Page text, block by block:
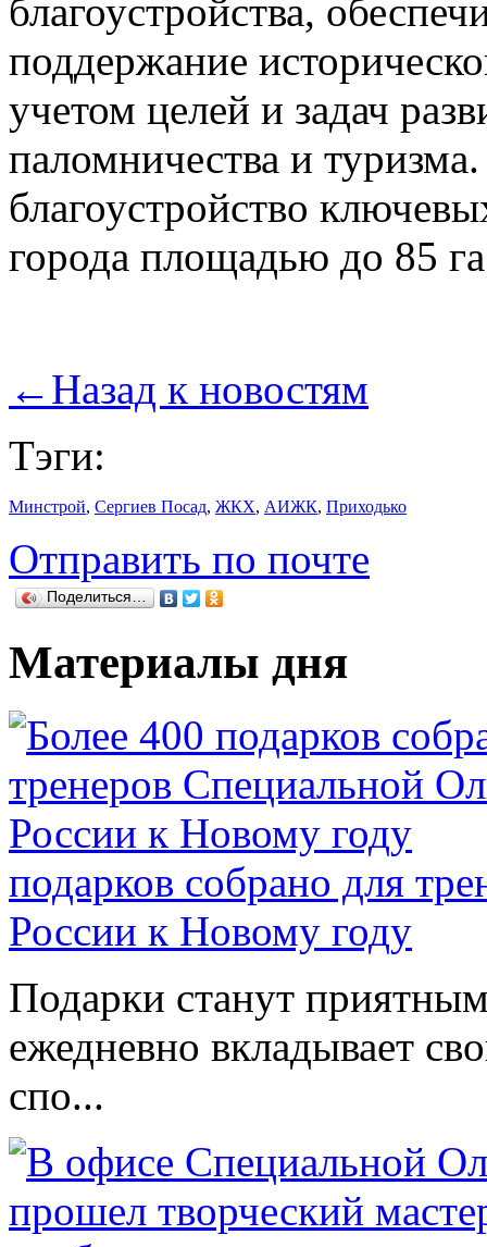
благоустройства,
поддержание
учетом целей и задач
паломничества и
благоустройство
города площадью до 85
← Назад к новостям
Тэги:
Минстрой, Сергиев Посад, ЖКХ, АИЖК, Приходько
Отправить по почте
Поделиться…
Материалы дня
подарков собрано для
России к Новому году
Подарки станут
ежедневно вкладывает
спо...